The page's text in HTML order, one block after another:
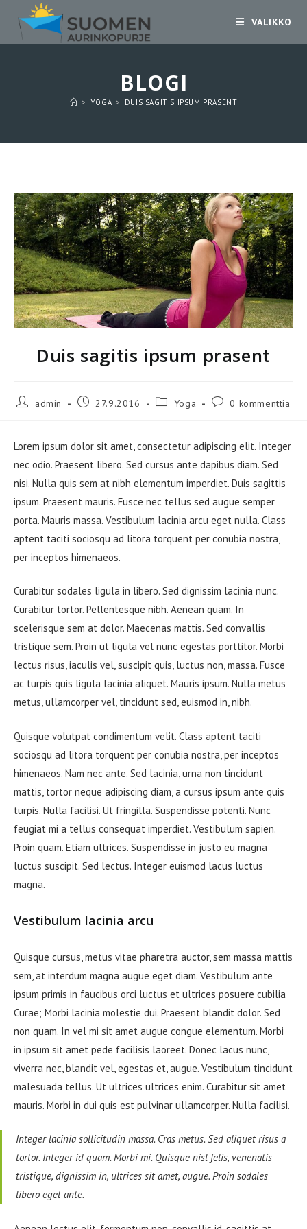
suoraan
sisältöön
VALIKKO
BLOGI
> YOGA > DUIS SAGITIS IPSUM PRASENT
Duis sagitis ipsum prasent
Artikkelin
admin
Artikkeli27.9.2016
Artikkelin
Yoga
Artikkelin
0 kommenttia
Lorem ipsum dolor sit amet, consectetur adipiscing elit. Integer
nec odio. Praesent libero. Sed cursus ante dapibus diam. Sed
nisi. Nulla quis sem at nibh elementum imperdiet. Duis sagittis
ipsum. Praesent mauris. Fusce nec tellus sed augue semper
porta. Mauris massa. Vestibulum lacinia arcu eget nulla. Class
aptent taciti sociosqu ad litora torquent per conubia nostra,
per inceptos himenaeos.
Curabitur sodales ligula in libero. Sed dignissim lacinia nunc.
Curabitur tortor. Pellentesque nibh. Aenean quam. In
scelerisque sem at dolor. Maecenas mattis. Sed convallis
tristique sem. Proin ut ligula vel nunc egestas porttitor. Morbi
lectus risus, iaculis vel, suscipit quis, luctus non, massa. Fusce
ac turpis quis ligula lacinia aliquet. Mauris ipsum. Nulla metus
metus, ullamcorper vel, tincidunt sed, euismod in, nibh.
Quisque volutpat condimentum velit. Class aptent taciti
sociosqu ad litora torquent per conubia nostra, per inceptos
himenaeos. Nam nec ante. Sed lacinia, urna non tincidunt
mattis, tortor neque adipiscing diam, a cursus ipsum ante quis
turpis. Nulla facilisi. Ut fringilla. Suspendisse potenti. Nunc
feugiat mi a tellus consequat imperdiet. Vestibulum sapien.
Proin quam. Etiam ultrices. Suspendisse in justo eu magna
luctus suscipit. Sed lectus. Integer euismod lacus luctus
magna.
Vestibulum lacinia arcu
Quisque cursus, metus vitae pharetra auctor, sem massa mattis
sem, at interdum magna augue eget diam. Vestibulum ante
ipsum primis in faucibus orci luctus et ultrices posuere cubilia
Curae; Morbi lacinia molestie dui. Praesent blandit dolor. Sed
non quam. In vel mi sit amet augue congue elementum. Morbi
in ipsum sit amet pede facilisis laoreet. Donec lacus nunc,
viverra nec, blandit vel, egestas et, augue. Vestibulum tincidunt
malesuada tellus. Ut ultrices ultrices enim. Curabitur sit amet
mauris. Morbi in dui quis est pulvinar ullamcorper. Nulla facilisi.
Integer lacinia sollicitudin massa. Cras metus. Sed aliquet risus a
tortor. Integer id quam. Morbi mi. Quisque nisl felis, venenatis
tristique, dignissim in, ultrices sit amet, augue. Proin sodales
libero eget ante.